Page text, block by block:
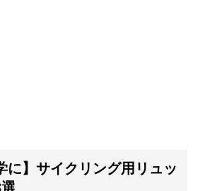
に】サイクリング用リュッ